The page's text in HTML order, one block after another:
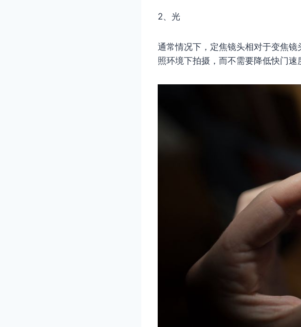
2、光
通常情况下，定焦镜头相对于变焦
照环境下拍摄，而不需要降低快门速